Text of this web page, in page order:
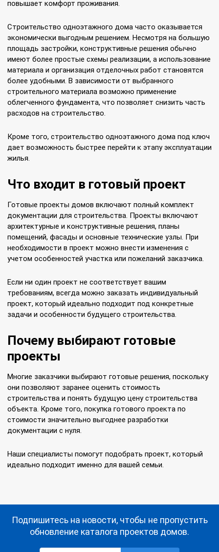
повышает комфорт проживания.
Строительство одноэтажного дома часто оказывается
экономически выгодным решением. Несмотря на большую
площадь застройки, конструктивные решения обычно
имеют более простые схемы реализации, а использование
материала и организация отделочных работ становятся
более удобными. В зависимости от выбранного
строительного материала возможно применение
облегченного фундамента, что позволяет снизить часть
расходов на строительство.
Кроме того, строительство одноэтажного дома под ключ
дает возможность быстрее перейти к этапу эксплуатации
жилья.
Что входит в готовый проект
Готовые проекты домов включают полный комплект
документации для строительства. Проекты включают
архитектурные и конструктивные решения, планы
помещений, фасады и основные технические узлы. При
необходимости в проект можно внести изменения с
учетом особенностей участка или пожеланий заказчика.
Если ни один проект не соответствует вашим
требованиям, всегда можно заказать индивидуальный
проект, который идеально подходит под конкретные
задачи и особенности будущего строительства.
Почему выбирают готовые
проекты
Многие заказчики выбирают готовые решения, поскольку
они позволяют заранее оценить стоимость
строительства и понять будущую цену строительства
объекта. Кроме того, покупка готового проекта по
стоимости значительно выгоднее разработки
документации с нуля.
Наши специалисты помогут подобрать проект, который
идеально подходит именно для вашей семьи.
Подпишитесь на новости, чтобы не пропустить
обновление каталога проектов домов.